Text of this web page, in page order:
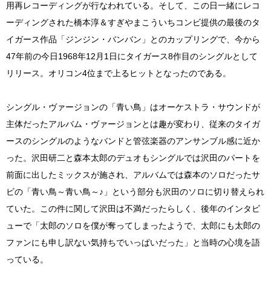
用再レコーディングが行なわれている。そして、この日一緒にレコ
ーディングされた橋本淳＆すぎやまこういちコンビ提供の最後のタ
イガース作品「ジンジン・バンバン」とのカップリングで、今から
47年前の今日1968年12月1日にタイガース8作目のシングルとして
リリース。オリコン4位まで上るヒットとなったのである。
シングル・ヴァージョンの「青い鳥」はオーケストラ・サウンドが
主体だったアルバム・ヴァージョンとは趣が変わり、従来のタイガ
ースのシングルのようなバンドと管弦楽器のアンサンブル感に近か
った。沢田研二と森本太郎のデュオもシングルでは沢田のパートを
前面に出したミックスが施され、アルバムでは森本のソロだったサ
ビの「青い鳥～青い鳥～♪」という部分も沢田のソロに切り替えられ
ていた。この件に関して沢田は不満だったらしく、後年のインタビ
ューで「太郎のソロを僕が奪ってしまったようで、太郎にも太郎の
ファンにも申し訳ない気持ちでいっぱいだった」と当時の心境を語
っている。